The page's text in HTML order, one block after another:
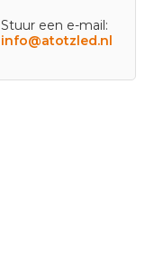
Stuur een e-mail:
info@atotzled.nl